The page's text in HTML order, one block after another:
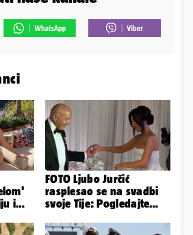
i
FOTO Ljubo Jurčić
rasplesao se na svadbi
svoje Tije: Pogledajte
vjenčanje...